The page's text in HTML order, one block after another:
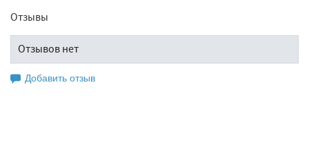
Отзывы
Отзывов нет
Добавить отзыв